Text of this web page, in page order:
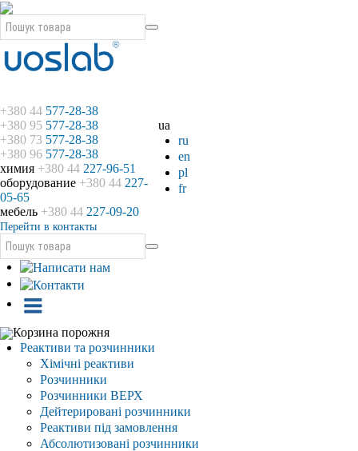
ua
ru
en
pl
fr
+380 44 577-28-38
+380 95 577-28-38
+380 73 577-28-38
+380 96 577-28-38
химия +380 44 227-96-51
оборудование +380 44 227-
05-65
мебель +380 44 227-09-20
Перейти в контакты
Корзина порожня
Реактиви та розчинники
Хімічні реактиви
Розчинники
Розчинники ВЕРХ
Дейтерировані розчинники
Реактиви під замовлення
Абсолютизовані розчинники